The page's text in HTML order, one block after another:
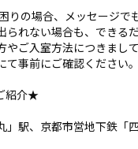
りの場合、メッセージで
られない場合も、できる
やご入室方法につきま
事前にご確認ください。
紹介★
」駅、京都市営地下鉄「